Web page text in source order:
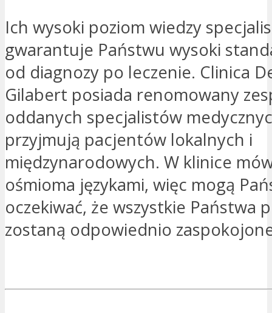
Ich wysoki poziom wiedzy
gwarantuje Państwu wysoki
od diagnozy po leczenie. Clinica
Gilabert posiada renomowany
oddanych specjalistów
przyjmują pacjentów lokalnych i
międzynarodowych. W klinice
ośmioma językami, więc mogą
oczekiwać, że wszystkie Państwa
zostaną odpowiednio